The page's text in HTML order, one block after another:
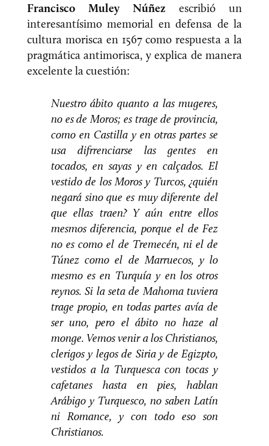
Francisco Muley Núñez escribió un
interesantísimo memorial en defensa de la
cultura morisca en 1567 como respuesta a la
pragmática antimorisca, y explica de manera
excelente la cuestión:
Nuestro ábito quanto a las mugeres,
no es de Moros; es trage de provincia,
como en Castilla y en otras partes se
usa difrrenciarse las gentes en
tocados, en sayas y en calçados. El
vestido de los Moros y Turcos, ¿quién
negará sino que es muy diferente del
que ellas traen? Y aún entre ellos
mesmos diferencia, porque el de Fez
no es como el de Tremecén, ni el de
Túnez como el de Marruecos, y lo
mesmo es en Turquía y en los otros
reynos. Si la seta de Mahoma tuviera
trage propio, en todas partes avía de
ser uno, pero el ábito no haze al
monge. Vemos venir a los Christianos,
clerigos y legos de Siria y de Egizpto,
vestidos a la Turquesca con tocas y
cafetanes hasta en pies, hablan
Arábigo y Turquesco, no saben Latín
ni Romance, y con todo eso son
Christianos.